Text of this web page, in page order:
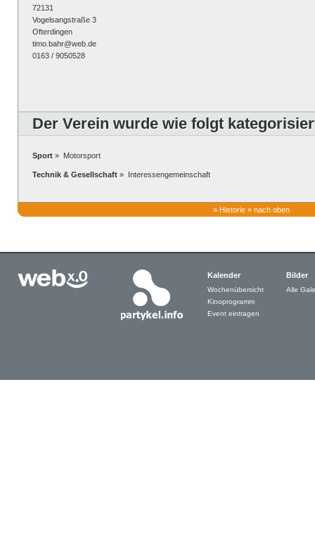
72131
Vogelsangstraße 3
Ofterdingen
timo.bahr@web.de
0163 / 9050528
Der Verein wurde wie folgt
Sport » Motorsport
Technik & Gesellschaft » Interessengemeinschaft
» Historie » nach oben
Kalender
Wochenübersicht
Kinoprogramm
Event eintragen
Bilder
Alle